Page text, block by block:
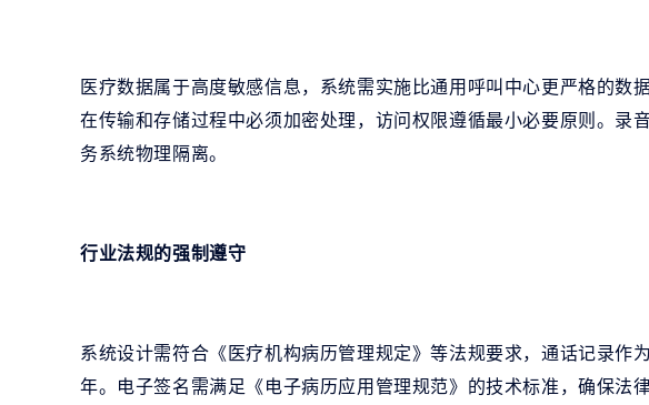
医疗数据属于高度敏感信息，系统需实施比通用呼叫中心更严格的数
在传输和存储过程中必须加密处理，访问权限遵循最小必要原则。录
务系统物理隔离。
行业法规的强制遵守
系统设计需符合《医疗机构病历管理规定》等法规要求，通话记录作
年。电子签名需满足《电子病历应用管理规范》的技术标准，确保法